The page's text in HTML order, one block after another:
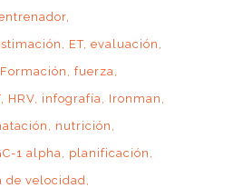
ET evaluación
Formación
fuerza
HRV infografía
Ironman
nutrición
1 alpha
planificación
de velocidad